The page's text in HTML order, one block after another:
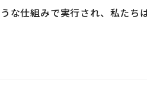
な仕組みで実行され、私たち